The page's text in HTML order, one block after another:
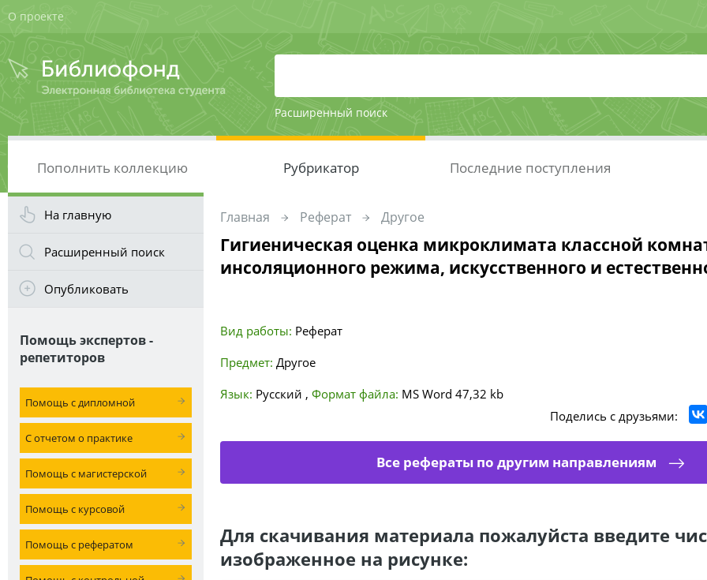
О проекте
Расширенный поиск
Пополнить коллекцию Рубрикатор Последние поступления
На главную
Расширенный поиск
Опубликовать
Помощь экспертов -
репетиторов
Помощь с дипломной
С отчетом о практике
Помощь с магистерской
Помощь с курсовой
Помощь с рефератом
Главная Реферат Другое
Гигиеническая оценка микроклимата классной
инсоляционного режима, искусственного и
Вид работы: Реферат
Предмет: Другое
Язык: Русский , Формат файла: MS Word 47,32 kb
Поделись с друзьями:
Все рефераты по другим направлениям
Для скачивания материала пожалуйста введите
изображенное на рисунке: